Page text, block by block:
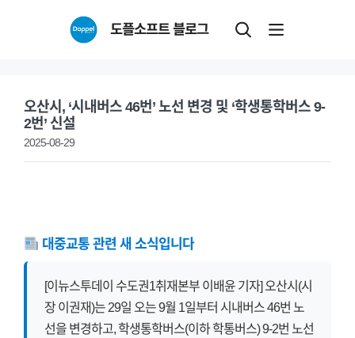
도플소프트 블로그
오산시, ‘시내버스 46번’ 노선 변경 및 ‘학생통학버스 9-
2번’ 신설
2025-08-29
대중교통 관련 새 소식입니다
[이뉴스투데이 수도권1취재본부 이배윤 기자] 오산시(시
장 이권재)는 29일 오는 9월 1일부터 시내버스 46번 노
선을 변경하고, 학생통학버스(이하 학통버스) 9-2번 노선